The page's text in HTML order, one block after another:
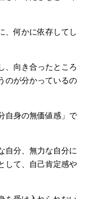
、何かに依存してし
、向き合ったところ
のが分かっているの
自身の無価値感」で
自分、無力な自分に
して、自己肯定感や